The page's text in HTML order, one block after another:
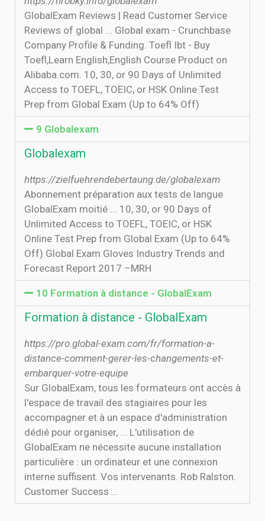
GlobalExam Reviews | Read Customer Service
Reviews of global ... Global exam - Crunchbase
Company Profile & Funding. Toefl Ibt - Buy
Toefl,Learn English,English Course Product on
Alibaba.com. 10, 30, or 90 Days of Unlimited
Access to TOEFL, TOEIC, or HSK Online Test
Prep from Global Exam (Up to 64% Off)
9 Globalexam
Globalexam
https://zielfuehrendebertaung.de/globalexam
Abonnement préparation aux tests de langue
GlobalExam moitié ... 10, 30, or 90 Days of
Unlimited Access to TOEFL, TOEIC, or HSK
Online Test Prep from Global Exam (Up to 64%
Off) Global Exam Gloves Industry Trends and
Forecast Report 2017 –MRH
10 Formation à distance - GlobalExam
Formation à distance - GlobalExam
https://pro.global-exam.com/fr/formation-a-
distance-comment-gerer-les-changements-et-
embarquer-votre-equipe
Sur GlobalExam, tous les formateurs ont accès à
l'espace de travail des stagiaires pour les
accompagner et à un espace d'administration
dédié pour organiser, ... L'utilisation de
GlobalExam ne nécessite aucune installation
particulière : un ordinateur et une connexion
interne suffisent. Vos intervenants. Rob Ralston.
Customer Success ...